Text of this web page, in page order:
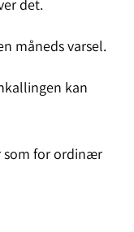
det.
måneds varsel.
kan
som for ordinær